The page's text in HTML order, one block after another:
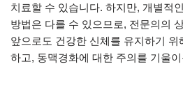
치료할 수 있습니다. 하지만, 개별적
방법은 다를 수 있으므로, 전문의의
앞으로도 건강한 신체를 유지하기
하고, 동맥경화에 대한 주의를 기울